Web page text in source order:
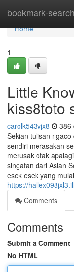
bookmark-search
Home
Home
1
Little
kiss8toto
carolk543vjx8 386
Sekian tulisan
sendiri merasakan
merusak otak
singatan dari Asian
esek esek yang
https://
Comments
Comments
Submit a Comment
No HTML